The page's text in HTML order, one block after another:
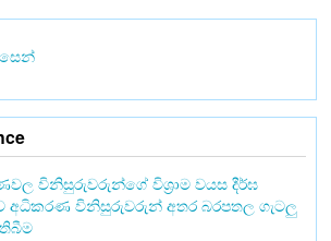
විනිසුරුවරුන්ගේ විශ්‍රාම වයස දීර්ඝ
අධිකරණ විනිසුරුවරුන් අතර බරපතල ගැටලු